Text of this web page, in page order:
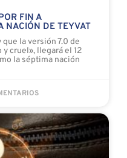
FIN A
NACIÓN DE TEYVAT
la versión 7.0 de
cruel», llegará el 12
la séptima nación